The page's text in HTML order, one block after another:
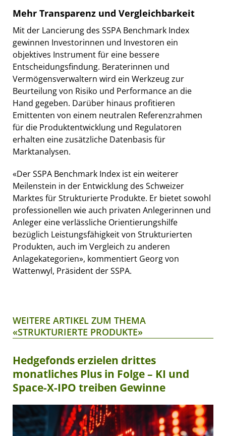
Mehr Transparenz und Vergleichbarkeit
Mit der Lancierung des SSPA Benchmark Index
gewinnen Investorinnen und Investoren ein
objektives Instrument für eine bessere
Entscheidungsfindung. Beraterinnen und
Vermögensverwaltern wird ein Werkzeug zur
Beurteilung von Risiko und Performance an die
Hand gegeben. Darüber hinaus profitieren
Emittenten von einem neutralen Referenzrahmen
für die Produktentwicklung und Regulatoren
erhalten eine zusätzliche Datenbasis für
Marktanalysen.
«Der SSPA Benchmark Index ist ein weiterer
Meilenstein in der Entwicklung des Schweizer
Marktes für Strukturierte Produkte. Er bietet sowohl
professionellen wie auch privaten Anlegerinnen und
Anleger eine verlässliche Orientierungshilfe
bezüglich Leistungsfähigkeit von Strukturierten
Produkten, auch im Vergleich zu anderen
Anlagekategorien», kommentiert Georg von
Wattenwyl, Präsident der SSPA.
WEITERE ARTIKEL ZUM THEMA
«STRUKTURIERTE PRODUKTE»
Hedgefonds erzielen drittes
monatliches Plus in Folge – KI und
Space-X-IPO treiben Gewinne